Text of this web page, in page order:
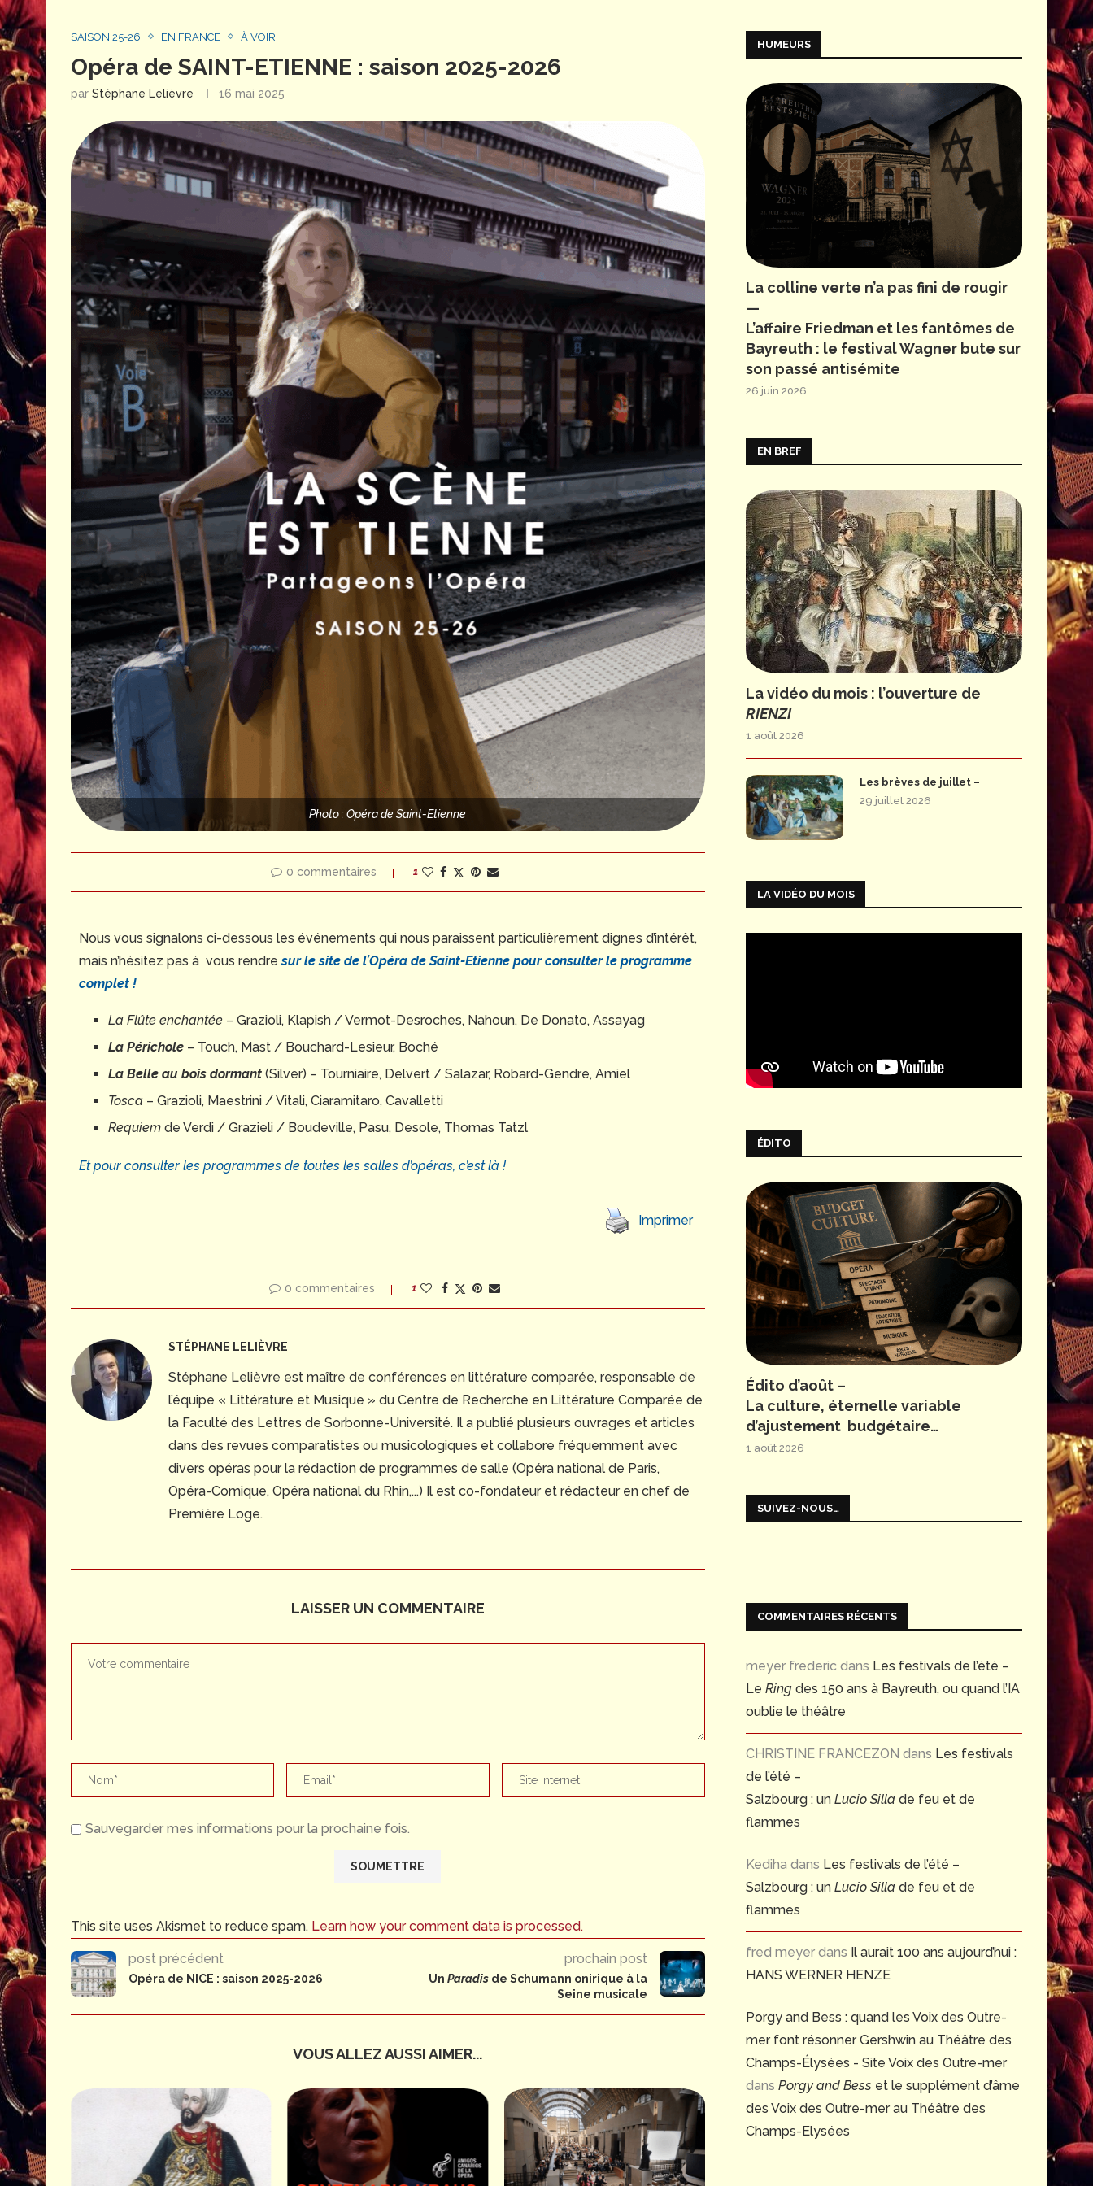
SAISON 25-26 EN FRANCE À VOIR
Opéra de SAINT-ETIENNE : saison 2025-2026
par Stéphane Lelièvre 16 mai 2025
Photo : Opéra de Saint-Etienne
0 commentaires 1
Nous vous signalons ci-dessous les événements qui nous paraissent particulièrement dignes d’intérêt,
mais n’hésitez pas à vous rendre sur le site de l’Opéra de Saint-Etienne pour consulter le programme
complet !
La Flûte enchantée – Grazioli, Klapish / Vermot-Desroches, Nahoun, De Donato, Assayag
La Périchole – Touch, Mast / Bouchard-Lesieur, Boché
La Belle au bois dormant (Silver) – Tourniaire, Delvert / Salazar, Robard-Gendre, Amiel
Tosca – Grazioli, Maestrini / Vitali, Ciaramitaro, Cavalletti
Requiem de Verdi / Grazieli / Boudeville, Pasu, Desole, Thomas Tatzl
Et pour consulter les programmes de toutes les salles d’opéras, c’est là !
Imprimer
0 commentaires 1
STÉPHANE LELIÈVRE
Stéphane Lelièvre est maître de conférences en littérature comparée, responsable de
l’équipe « Littérature et Musique » du Centre de Recherche en Littérature Comparée de
la Faculté des Lettres de Sorbonne-Université. Il a publié plusieurs ouvrages et articles
dans des revues comparatistes ou musicologiques et collabore fréquemment avec
divers opéras pour la rédaction de programmes de salle (Opéra national de Paris,
Opéra-Comique, Opéra national du Rhin,...) Il est co-fondateur et rédacteur en chef de
Première Loge.
LAISSER UN COMMENTAIRE
Sauvegarder mes informations pour la prochaine fois.
This site uses Akismet to reduce spam. Learn how your comment data is processed.
post précédent
Opéra de NICE : saison 2025-2026
prochain post
Un Paradisde Schumann onirique à la
Seine musicale
VOUS ALLEZ AUSSI AIMER...
HUMEURS
La colline verte n’a pas fini de rougir
—
L’affaire Friedman et les fantômes de
Bayreuth : le festival Wagner bute sur
son passé antisémite
26 juin 2026
EN BREF
La vidéo du mois : l’ouverture de
RIENZI
1 août 2026
Les brèves de juillet –
29 juillet 2026
LA VIDÉO DU MOIS
ÉDITO
Édito d’août –
La culture, éternelle variable
d’ajustement budgétaire…
1 août 2026
SUIVEZ-NOUS…
COMMENTAIRES RÉCENTS
meyer frederic dans Les festivals de l’été –
Le Ring des 150 ans à Bayreuth, ou quand l’IA
oublie le théâtre
CHRISTINE FRANCEZON dans Les festivals
de l’été –
Salzbourg : un Lucio Silla de feu et de
flammes
Kediha dans Les festivals de l’été –
Salzbourg : un Lucio Silla de feu et de
flammes
fred meyer dans Il aurait 100 ans aujourd’hui :
HANS WERNER HENZE
Porgy and Bess : quand les Voix des Outre-
mer font résonner Gershwin au Théâtre des
Champs-Élysées - Site Voix des Outre-mer
dans Porgy and Bess et le supplément d’âme
des Voix des Outre-mer au Théâtre des
Champs-Elysées